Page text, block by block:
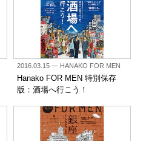
2016.03.15— HANAKO FOR MEN
Hanako FOR MEN 特別保存
版：酒場へ行こう！